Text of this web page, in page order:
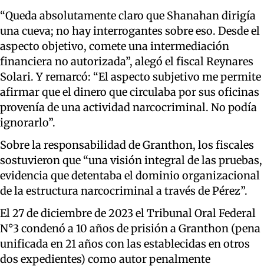
“Queda absolutamente claro que Shanahan dirigía
una cueva; no hay interrogantes sobre eso. Desde el
aspecto objetivo, comete una intermediación
financiera no autorizada”, alegó el fiscal Reynares
Solari. Y remarcó: “El aspecto subjetivo me permite
afirmar que el dinero que circulaba por sus oficinas
provenía de una actividad narcocriminal. No podía
ignorarlo”.
Sobre la responsabilidad de Granthon, los fiscales
sostuvieron que “una visión integral de las pruebas,
evidencia que detentaba el dominio organizacional
de la estructura narcocriminal a través de Pérez”.
El 27 de diciembre de 2023 el Tribunal Oral Federal
N°3 condenó a 10 años de prisión a Granthon (pena
unificada en 21 años con las establecidas en otros
dos expedientes) como autor penalmente